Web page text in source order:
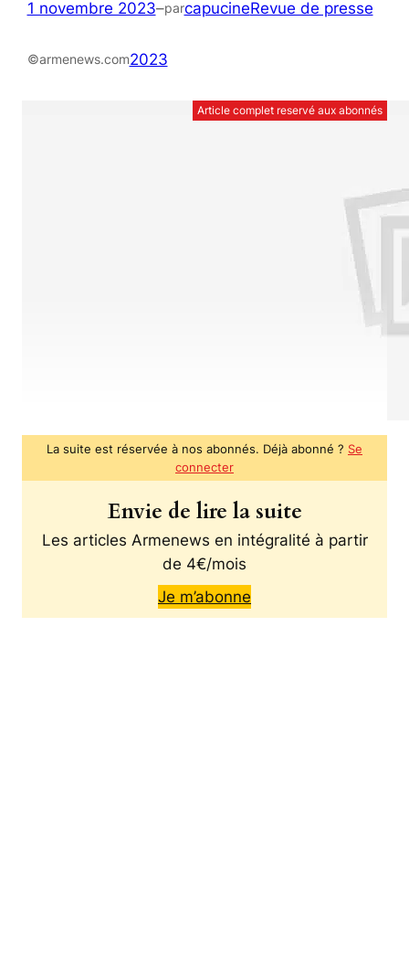
1 novembre 2023–parcapucineRevue de presse
©armenews.com2023
Article complet reservé aux abonnés
La suite est réservée à nos abonnés. Déjà abonné ? Se
connecter
Envie de lire la suite
Les articles Armenews en intégralité à partir
de 4€/mois
Je m’abonne